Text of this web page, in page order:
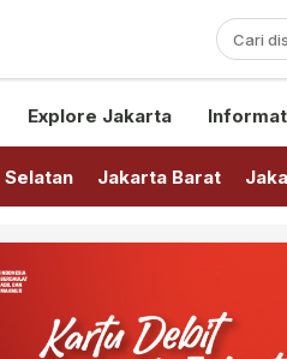
Ada Disini!
Explore Jakarta
Jakarta Barat